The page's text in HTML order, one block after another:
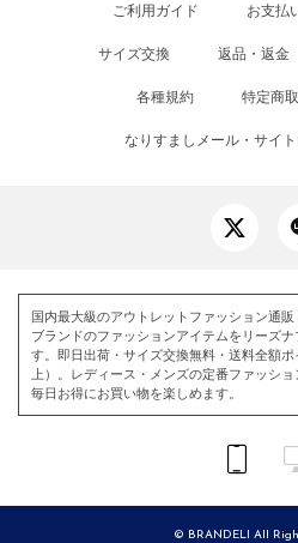
ご利用ガイド お支払
サイズ交換 返品・返金
各種規約 特定商
なりすましメール・サイ
国内最大級のアウトレットファッション通
ブランドのファッションアイテムをリーズ
す。即日出荷・サイズ交換無料・送料全額
上）。レディース・メンズの定番ファッシ
毎日お得にお買い物を楽しめます。
© BRANDELI All